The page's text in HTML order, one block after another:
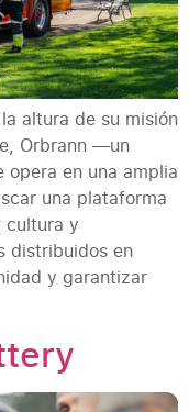
altura de su misión
Orbrann —un
en una amplia
una plataforma
cultura y
distribuidos en
y garantizar